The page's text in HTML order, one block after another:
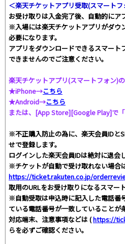
＜楽天チケットアプリ受取(スマートフ
お受け取りは入金完了後、自動的にア
※入場には楽天チケットアプリがダウ
必要になります。
アプリをダウンロードできるスマー
できませんのでご注意ください。
楽天チケットアプリ(スマートフォン)
★iPhone→こちら
★Android→こちら
または、[App Store][Google Play]で
※不正購入防止の為に、楽天会員IDと
せで登録します。
ログインした楽天会員IDは絶対に退会
※チケットが自動で受け取れない場合
https://ticket.rakuten.co.jp/
取用のURLをお受け取りになるスマー
※自動受取は申込時に記入した電話番
ている電話番号が一致していることが
対応端末、注意事項などは (https://
らを必ずご確認ください。